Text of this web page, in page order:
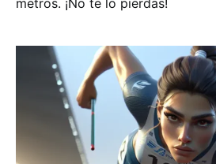
metros. ¡No te lo pierdas!